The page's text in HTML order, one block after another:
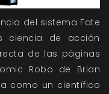
del sistema Fate
ciencia de acción
de las páginas
Robo de Brian
como un científico